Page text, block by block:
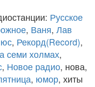
Русское
, Ваня, Лав
, Рекорд(Record),
семи холмах,
, Новое радио, нова,
, юмор, хиты